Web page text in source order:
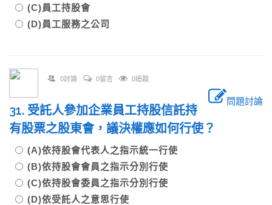
(C)員工持股會
(D)員工服務之公司
0討論 0留言 0追蹤
問題討論
31. 受託人參加企業員工持股信託持
有股票之股東會，議決權應如何行使？
(A)依持股會代表人之指示統一行使
(B)依持股會會員之指示分別行使
(C)依持股會委員之指示分別行使
(D)依受託人之意思行使